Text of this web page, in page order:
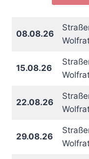
08.08.26
15.08.26
22.08.26
29.08.26